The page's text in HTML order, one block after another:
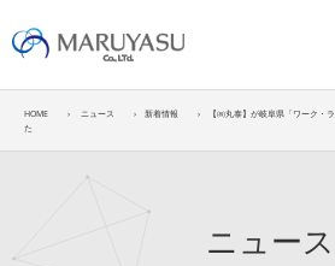
HOME ニュース 新着情報
【㈱丸泰】が岐阜県「ワーク・
た
ニュース